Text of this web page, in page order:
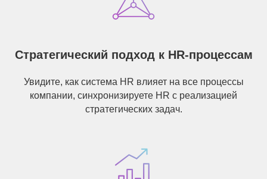
Стратегический подход к HR-процессам
Увидите, как система HR влияет на все процессы
компании, синхронизируете HR с реализацией
стратегических задач.